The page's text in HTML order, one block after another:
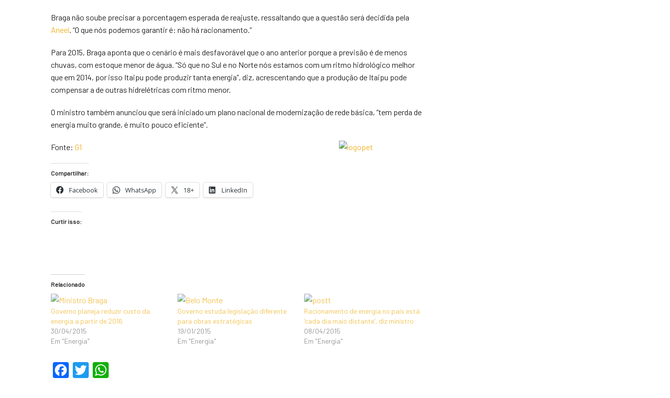
Braga não soube precisar a porcentagem esperada de reajuste, ressaltando que a questão será decidida pela
Aneel. “O que nós podemos garantir é: não há racionamento.”
Para 2015, Braga aponta que o cenário é mais desfavorável que o ano anterior porque a previsão é de menos
chuvas, com estoque menor de água. “Só que no Sul e no Norte nós estamos com um ritmo hidrológico melhor
que em 2014, por isso Itaipu pode produzir tanta energia”, diz, acrescentando que a produção de Itaipu pode
compensar a de outras hidrelétricas com ritmo menor.
O ministro também anunciou que será iniciado um plano nacional de modernização de rede básica, “tem perda de
energia muito grande, é muito pouco eficiente”.
Fonte: G1
Compartilhar:
Facebook WhatsApp 18+ LinkedIn
Curtir isso:
Relacionado
Governo planeja reduzir custo da
energia a partir de 2016
30/04/2015
Em "Energia"
Governo estuda legislação diferente
para obras estratégicas
19/01/2015
Em "Energia"
Racionamento de energia no país está
‘cada dia mais distante’, diz ministro
08/04/2015
Em "Energia"
F
T